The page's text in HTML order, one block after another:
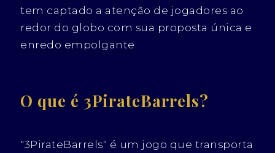
tem captado a atenção de jogadores ao
redor do globo com sua proposta única e
enredo empolgante.
O que é 3PirateBarrels?
"3PirateBarrels" é um jogo que transporta